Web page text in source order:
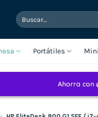
Buscar
por:
Portátiles